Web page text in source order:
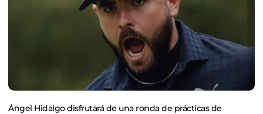
Ángel Hidalgo disfrutará de una ronda de prácticas de